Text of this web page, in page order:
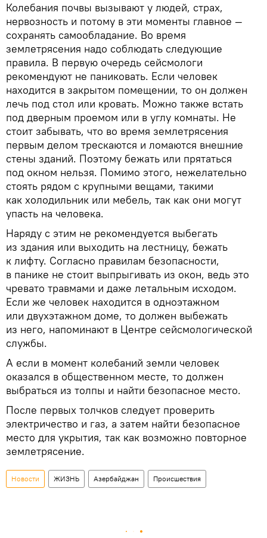
Колебания почвы вызывают у людей, страх,
нервозность и потому в эти моменты главное —
сохранять самообладание. Во время
землетрясения надо соблюдать следующие
правила. В первую очередь сейсмологи
рекомендуют не паниковать. Если человек
находится в закрытом помещении, то он должен
лечь под стол или кровать. Можно также встать
под дверным проемом или в углу комнаты. Не
стоит забывать, что во время землетрясения
первым делом трескаются и ломаются внешние
стены зданий. Поэтому бежать или прятаться
под окном нельзя. Помимо этого, нежелательно
стоять рядом с крупными вещами, такими
как холодильник или мебель, так как они могут
упасть на человека.
Наряду с этим не рекомендуется выбегать
из здания или выходить на лестницу, бежать
к лифту. Согласно правилам безопасности,
в панике не стоит выпрыгивать из окон, ведь это
чревато травмами и даже летальным исходом.
Если же человек находится в одноэтажном
или двухэтажном доме, то должен выбежать
из него, напоминают в Центре сейсмологической
службы.
А если в момент колебаний земли человек
оказался в общественном месте, то должен
выбраться из толпы и найти безопасное место.
После первых толчков следует проверить
электричество и газ, а затем найти безопасное
место для укрытия, так как возможно повторное
землетрясение.
Новости ЖИЗНЬ Азербайджан Происшествия